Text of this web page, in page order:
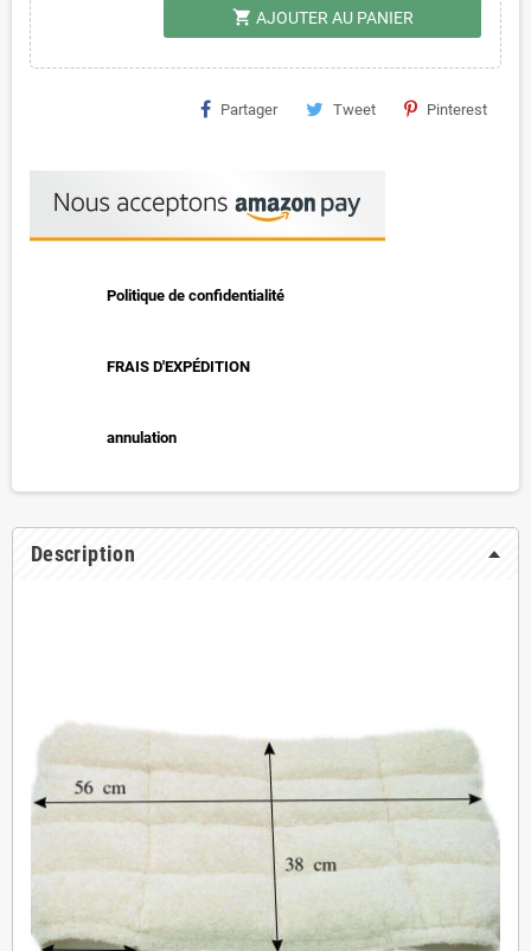
shopping_cart AJOUTER AU PANIER
Partager Tweet Pinterest
Politique de confidentialité
FRAIS D'EXPÉDITION
annulation
Description